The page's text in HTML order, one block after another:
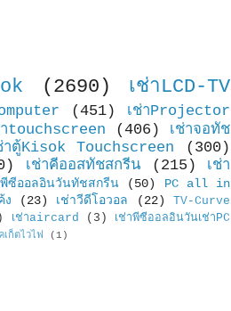
(2690)
เช่าLCD-TV
(451)
เช่าProjector
าtouchscreen (406)
เช่าจอทัช
าตู้Kisok Touchscreen
(300)
เช่าคีออสทัชสกรีน (215)
เช่า
พีซีออลอินวันทัชสกรีน (50)
PC all in
ง (23) เช่าวีดีโอวอล (22)
TV-Curve
เช่าaircard (3)
เช่าพีซีออลอินวันเช่าPC
เก็ตไวไฟ (1)